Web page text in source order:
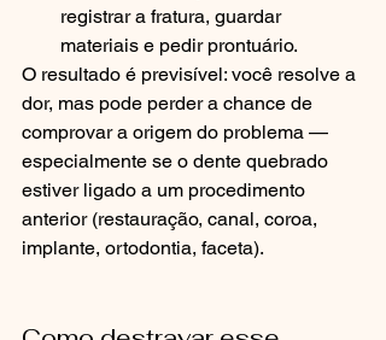
registrar a fratura, guardar
materiais e pedir prontuário.
O resultado é previsível: você resolve a
dor, mas pode perder a chance de
comprovar a origem do problema —
especialmente se o dente quebrado
estiver ligado a um procedimento
anterior (restauração, canal, coroa,
implante, ortodontia, faceta).